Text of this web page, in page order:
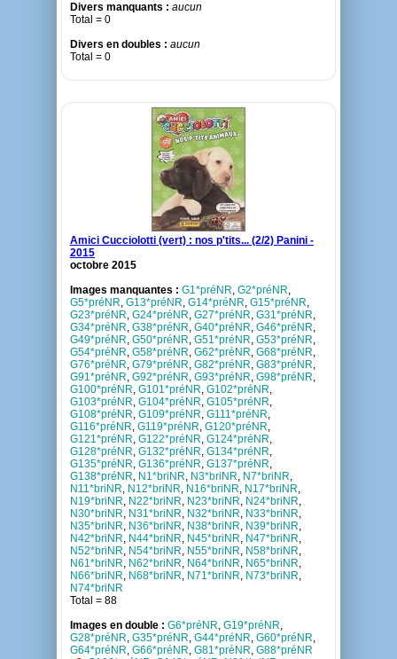
Divers manquants : aucun
Total = 0
Divers en doubles : aucun
Total = 0
Amici Cucciolotti (vert) : nos p'tits... (2/2) Panini -
2015
octobre 2015
Images manquantes : G1*préNR, G2*préNR,
G5*préNR, G13*préNR, G14*préNR, G15*préNR,
G23*préNR, G24*préNR, G27*préNR, G31*préNR,
G34*préNR, G38*préNR, G40*préNR, G46*préNR,
G49*préNR, G50*préNR, G51*préNR, G53*préNR,
G54*préNR, G58*préNR, G62*préNR, G68*préNR,
G76*préNR, G79*préNR, G82*préNR, G83*préNR,
G91*préNR, G92*préNR, G93*préNR, G98*préNR,
G100*préNR, G101*préNR, G102*préNR,
G103*préNR, G104*préNR, G105*préNR,
G108*préNR, G109*préNR, G111*préNR,
G116*préNR, G119*préNR, G120*préNR,
G121*préNR, G122*préNR, G124*préNR,
G128*préNR, G132*préNR, G134*préNR,
G135*préNR, G136*préNR, G137*préNR,
G138*préNR, N1*briNR, N3*briNR, N7*briNR,
N11*briNR, N12*briNR, N16*briNR, N17*briNR,
N19*briNR, N22*briNR, N23*briNR, N24*briNR,
N30*briNR, N31*briNR, N32*briNR, N33*briNR,
N35*briNR, N36*briNR, N38*briNR, N39*briNR,
N42*briNR, N44*briNR, N45*briNR, N47*briNR,
N52*briNR, N54*briNR, N55*briNR, N58*briNR,
N61*briNR, N62*briNR, N64*briNR, N65*briNR,
N66*briNR, N68*briNR, N71*briNR, N73*briNR,
N74*briNR
Total = 88
Images en double : G6*préNR, G19*préNR,
G28*préNR, G35*préNR, G44*préNR, G60*préNR,
G64*préNR, G66*préNR, G81*préNR, G88*préNR